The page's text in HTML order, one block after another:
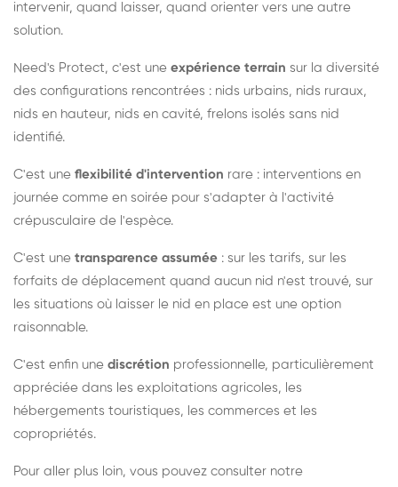
intervenir, quand laisser, quand orienter vers une autre
solution.
Need's Protect, c'est une expérience terrain sur la diversité
des configurations rencontrées : nids urbains, nids ruraux,
nids en hauteur, nids en cavité, frelons isolés sans nid
identifié.
C'est une flexibilité d'intervention rare : interventions en
journée comme en soirée pour s'adapter à l'activité
crépusculaire de l'espèce.
C'est une transparence assumée : sur les tarifs, sur les
forfaits de déplacement quand aucun nid n'est trouvé, sur
les situations où laisser le nid en place est une option
raisonnable.
C'est enfin une discrétion professionnelle, particulièrement
appréciée dans les exploitations agricoles, les
hébergements touristiques, les commerces et les
copropriétés.
Pour aller plus loin, vous pouvez consulter notre